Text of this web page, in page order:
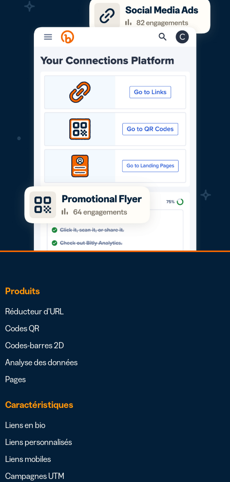
Produits
Réducteur d’URL
Codes QR
Codes-barres 2D
Analyse des données
Pages
Caractéristiques
Liens en bio
Liens personnalisés
Liens mobiles
Campagnes UTM